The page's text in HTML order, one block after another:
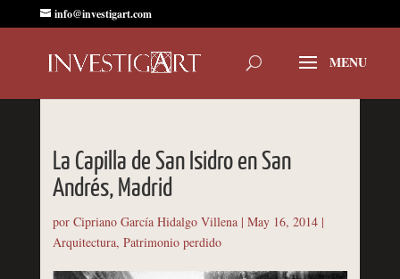
info@investigart.com
La Capilla de San Isidro en San
Andrés, Madrid
por Cipriano García Hidalgo Villena| May 16, 2014|
Arquitectura, Patrimonio perdido